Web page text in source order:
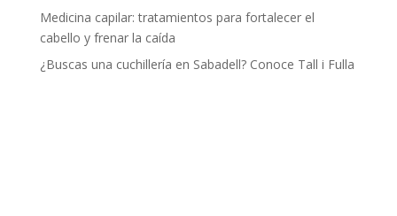
Medicina capilar: tratamientos para fortalecer el
cabello y frenar la caída
¿Buscas una cuchillería en Sabadell? Conoce Tall i Fulla